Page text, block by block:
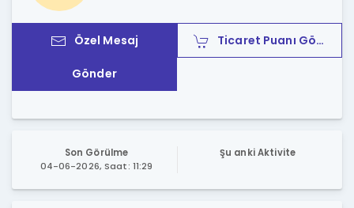
Özel Mesaj
Gönder
Ticaret Puanı Gönder
Son Görülme
04-06-2026, Saat: 11:29
Şu anki Aktivite